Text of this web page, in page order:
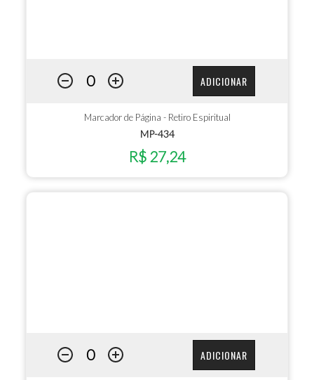
ADICIONAR
Marcador de Página - Retiro Espiritual
MP-434
R$ 27,24
ADICIONAR